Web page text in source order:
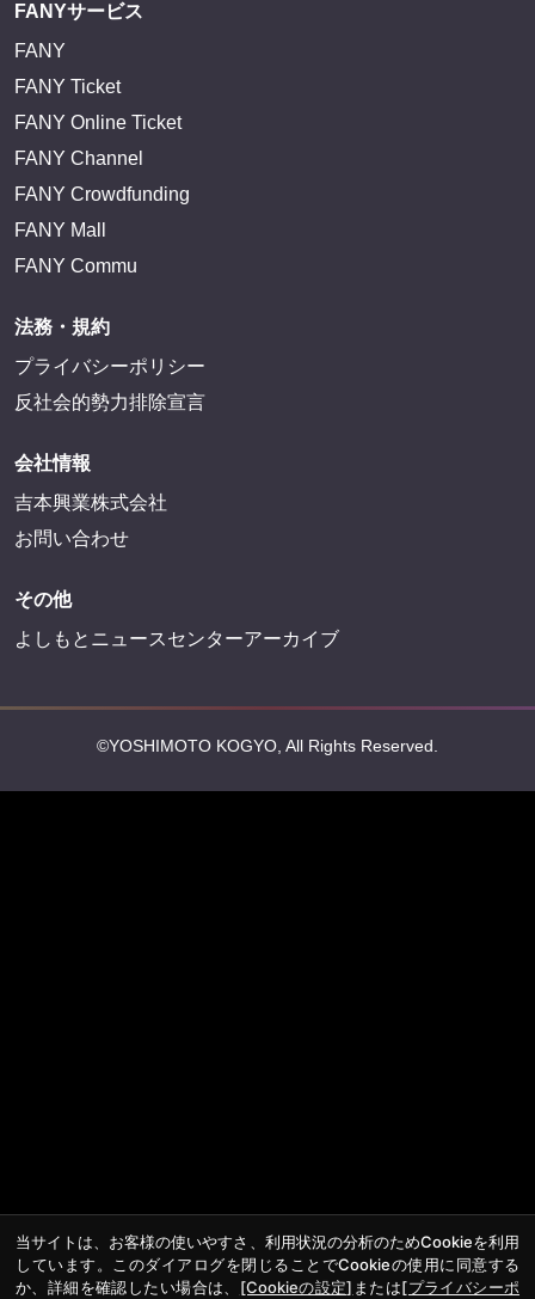
FANYサービス
FANY
FANY Ticket
FANY Online Ticket
FANY Channel
FANY Crowdfunding
FANY Mall
FANY Commu
法務・規約
プライバシーポリシー
反社会的勢力排除宣言
会社情報
吉本興業株式会社
お問い合わせ
その他
よしもとニュースセンターアーカイブ
©YOSHIMOTO KOGYO, All Rights Reserved.
当サイトは、お客様の使いやすさ、利用状況の分析のためCookieを利用
しています。このダイアログを閉じることでCookieの使用に同意する
か、詳細を確認したい場合は、 [Cookieの設定] または[プライバシーポ